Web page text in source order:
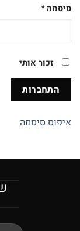
סיסמה*חובה
זכור אותי
התחברות
איפוס סיסמה